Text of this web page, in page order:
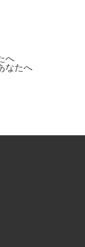
へ
なたへ